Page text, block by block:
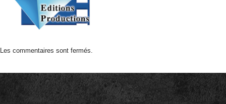
Les commentaires sont fermés.